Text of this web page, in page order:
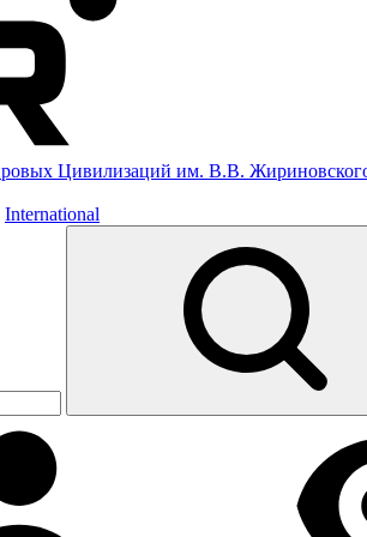
Цивилизаций им. В.В.
International